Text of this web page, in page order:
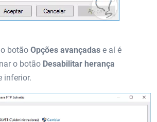
botão Opções avançadas e aí é
o botão Desabilitar herança
inferior.